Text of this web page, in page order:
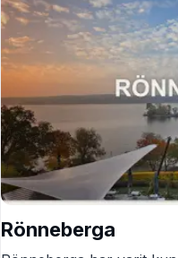
Rönneberga